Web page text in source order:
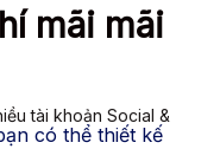
tài khoản Social &
mãi mãi
có thể thiết kế